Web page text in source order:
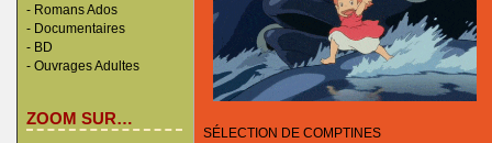
- Romans Ados
- Documentaires
- BD
- Ouvrages Adultes
ZOOM SUR…
SÉLECTION DE COMPTINES